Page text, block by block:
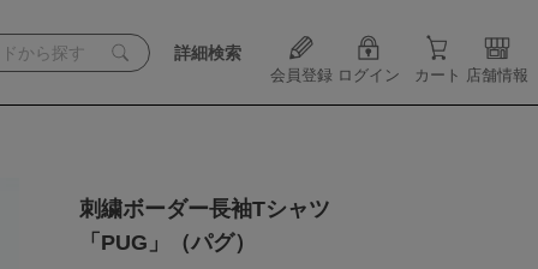
詳細検索
会員登録 ログイン カート 店舗情報
刺繍ボーダー長袖Tシャツ
「PUG」（パグ）